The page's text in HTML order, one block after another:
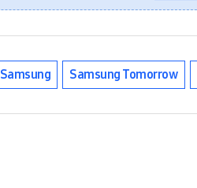
Samsung Samsung Tomorrow